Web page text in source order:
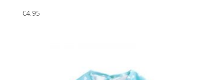
€4,95